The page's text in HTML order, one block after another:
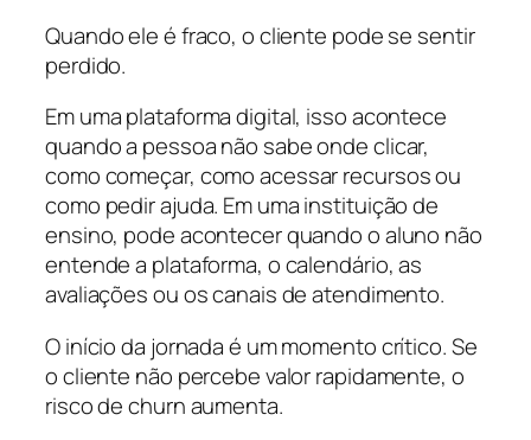
Quando ele é fraco, o cliente pode se sentir
perdido.
Em uma plataforma digital, isso acontece
quando a pessoa não sabe onde clicar,
como começar, como acessar recursos ou
como pedir ajuda. Em uma instituição de
ensino, pode acontecer quando o aluno não
entende a plataforma, o calendário, as
avaliações ou os canais de atendimento.
O início da jornada é um momento crítico. Se
o cliente não percebe valor rapidamente, o
risco de churn aumenta.